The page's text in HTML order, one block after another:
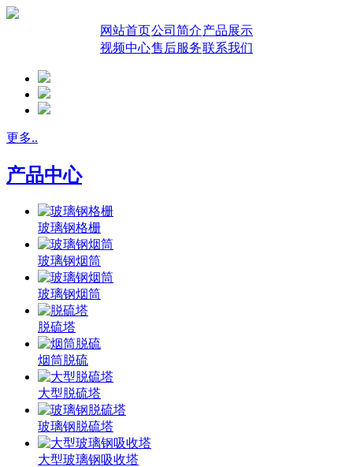
网站首页公司简介产品展示
视频中心售后服务联系我们
更多..
产品中心
玻璃钢格栅
玻璃钢烟筒
玻璃钢烟筒
脱硫塔
烟筒脱硫
大型脱硫塔
玻璃钢脱硫塔
大型玻璃钢吸收塔